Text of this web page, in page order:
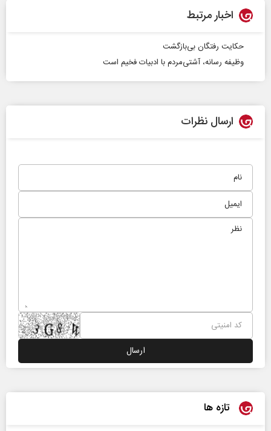
اخبار مرتبط
حکایت رفتگان بی‌بازگشت
وظیفه رسانه، آشتی‌مردم با ادبیات فخیم است
ارسال نظرات
تازه ها